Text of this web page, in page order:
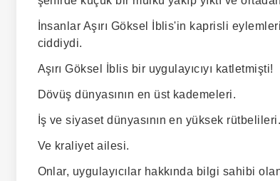
İnsanlar Aşırı Göksel İblis'in kaprisli
ciddiydi.
Aşırı Göksel İblis bir uygulayıcıyı katletmişti!
Dövüş dünyasının en üst kademeleri.
İş ve siyaset dünyasının en yüksek rütbelileri.
Ve kraliyet ailesi.
Onlar, uygulayıcılar hakkında bilgi sahibi